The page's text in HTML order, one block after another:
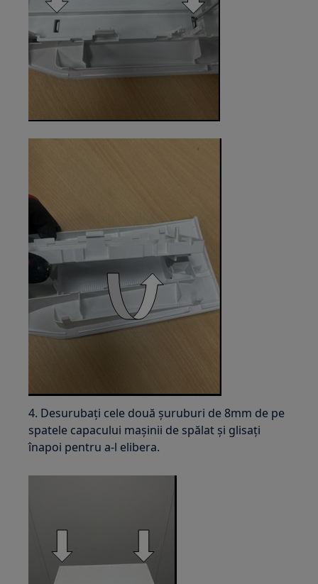
4. Desurubați cele două șuruburi de 8mm de pe
spatele capacului mașinii de spălat și glisați
înapoi pentru a-l elibera.